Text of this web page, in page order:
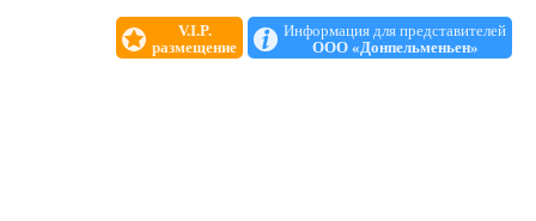
V.I.P.
размещение
Информация для представителей
ООО «Донпельменьен»